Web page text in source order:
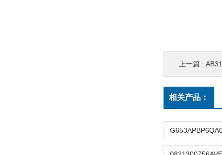
上一篇 : AB31-
相关产品：